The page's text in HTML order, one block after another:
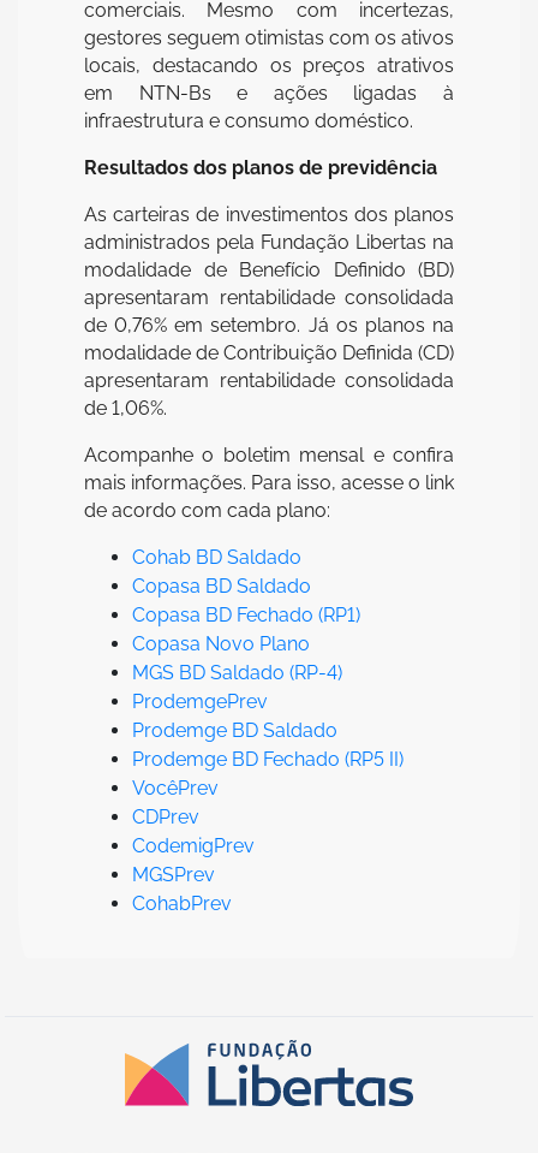
comerciais. Mesmo com incertezas,
gestores seguem otimistas com os ativos
locais, destacando os preços atrativos
em NTN-Bs e ações ligadas à
infraestrutura e consumo doméstico.
Resultados dos planos de previdência
As carteiras de investimentos dos planos
administrados pela Fundação Libertas na
modalidade de Benefício Definido (BD)
apresentaram rentabilidade consolidada
de 0,76% em setembro. Já os planos na
modalidade de Contribuição Definida (CD)
apresentaram rentabilidade consolidada
de 1,06%.
Acompanhe o boletim mensal e confira
mais informações. Para isso, acesse o link
de acordo com cada plano:
Cohab BD Saldado
Copasa BD Saldado
Copasa BD Fechado (RP1)
Copasa Novo Plano
MGS BD Saldado (RP-4)
ProdemgePrev
Prodemge BD Saldado
Prodemge BD Fechado (RP5 II)
VocêPrev
CDPrev
CodemigPrev
MGSPrev
CohabPrev